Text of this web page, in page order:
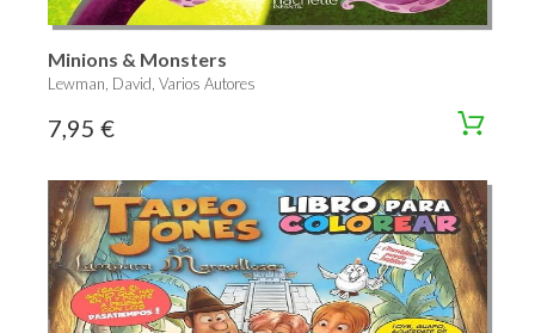
Minions & Monsters
Lewman, David, Varios Autores
7,95 €